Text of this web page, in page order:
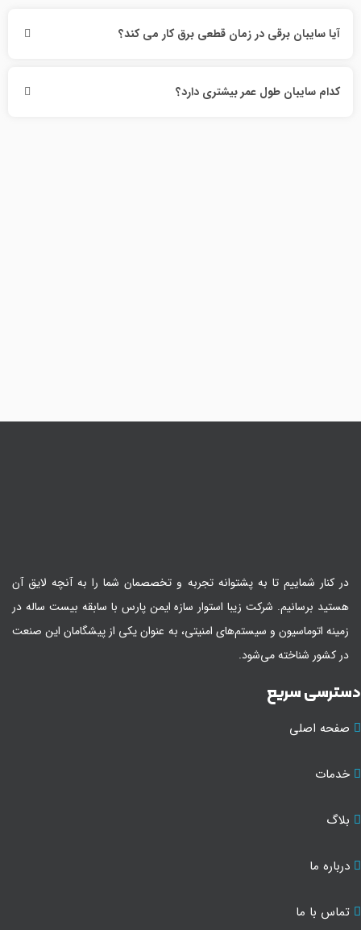
آیا سایبان برقی در زمان قطعی برق کار می کند؟
کدام سایبان طول عمر بیشتری دارد؟
در کنار شماییم تا به پشتوانه تجربه و تخصصمان شما را به آنچه لایق آن
هستید برسانیم. شرکت زیبا استوار سازه ایمن پارس با سابقه بیست ساله در
زمینه اتوماسیون و سیستم‌های امنیتی، به عنوان یکی از پیشگامان این صنعت
در کشور شناخته می‌شود.
سریع
صفحه اصلی
خدمات
بلاگ
درباره ما
تماس با ما